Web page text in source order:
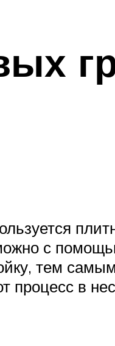
с
тем
процесс в